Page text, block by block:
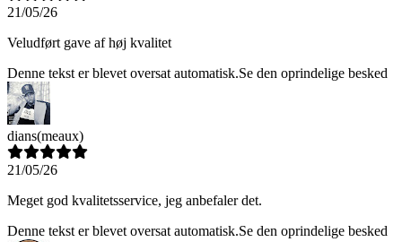
21/05/26
Veludført gave af høj kvalitet
Denne tekst er blevet oversat automatisk.Se den oprindelige besked
dians(meaux)
21/05/26
Meget god kvalitetsservice, jeg anbefaler det.
Denne tekst er blevet oversat automatisk.Se den oprindelige besked